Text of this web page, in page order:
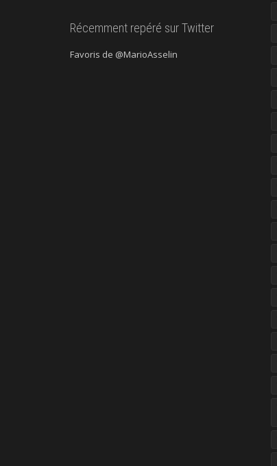
Récemment repéré sur Twitter
Favoris de @MarioAsselin